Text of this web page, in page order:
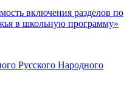
включения разделов по
в школьную программу»
Русского Народного